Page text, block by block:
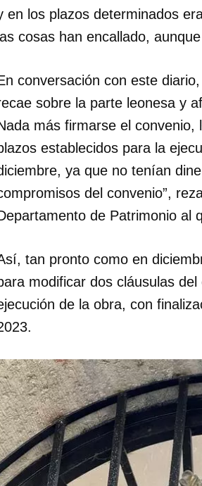
en los plazos determinados
cosas han encallado,
conversación con este
sobre la parte leonesa y
más firmarse el
establecidos para la
ya que no tenían
del convenio”,
de Patrimonio al
tan pronto como en
modificar dos cláusulas
de la obra, con